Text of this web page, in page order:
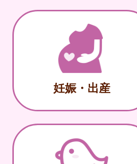
妊娠・出産